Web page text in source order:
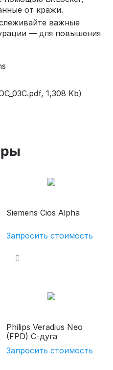
от кражи.
важные
— для повышения
1,308 Kb)
Siemens Cios Alpha
Запросить стоимость
Philips Veradius Neo
(FPD) C-дуга
Запросить стоимость